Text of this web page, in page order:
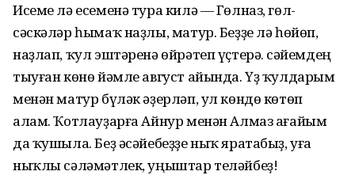
Исеме лә есеменә тура килә — Гөлназ, гөл-
сәскәләр һымаҡ наҙлы, матур. Беҙҙе лә һөйөп,
наҙлап, ҡул эштәренә өйрәтеп үҫтерә. Әсәйемдең
тыуған көнө йәмле август айында. Үҙ ҡулдарым
менән матур бүләк әҙерләп, ул көндө көтөп
алам. Ҡотлауҙарға Айнур менән Алмаз ағайым
да ҡушыла. Беҙ әсәйебеҙҙе ныҡ яратабыҙ, уға
ныҡлы сәләмәтлек, уңыштар теләйбеҙ!